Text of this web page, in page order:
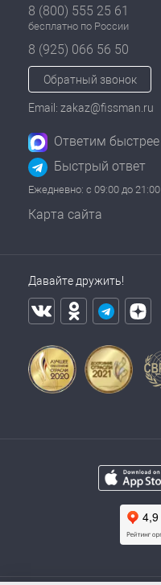
8 (800) 555 25 61
бесплатно по России
8 (925) 066 56 50
Обратный звонок
Email: zakaz@fissman.ru
Ответим быстрее
Быстрый ответ
Ежедневно: с 09:00 до 21:00
Карта сайта
Давайте дружить!